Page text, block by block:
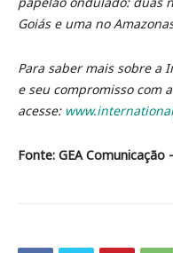
Goiás e uma no
Para saber mais sobre a
e seu compromisso com
acesse:
Fonte: GEA Comunicação